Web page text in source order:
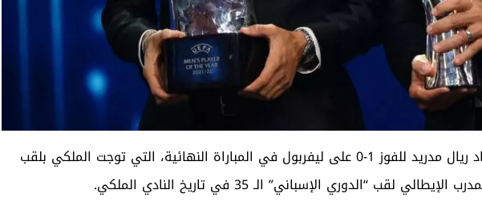
بعدما قاد ريال مدريد للفوز 1-0 على ليفربول في المباراة النهائية، التي توجت الملكي بلقب